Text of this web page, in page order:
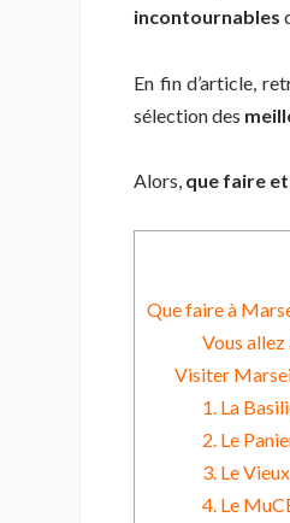
incontournables
En fin d’article,
sélection des
Alors, que faire
Que faire à
Vous
Visiter
1. La
2. Le
3. Le
4. Le